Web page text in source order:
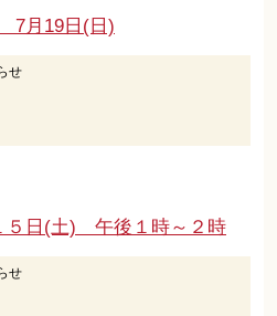
月19日(日)
せ
日(土) 午後１時～２時
せ